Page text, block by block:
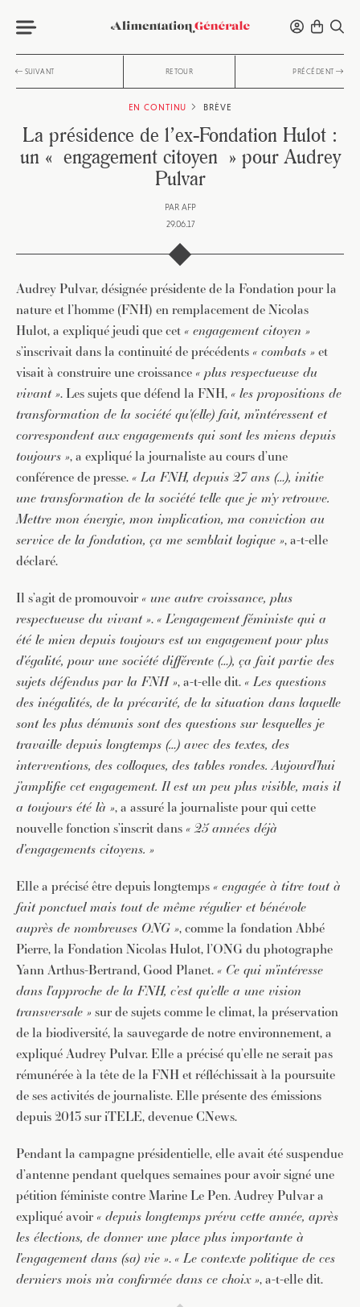
SUIVANT RETOUR PRÉCÉDENT
EN CONTINU BRÈVE
La présidence de l’ex-Fondation Hulot :
un « engagement citoyen » pour Audrey
Pulvar
PAR AFP
29.06.17
Audrey Pulvar, désignée présidente de la Fondation pour la
nature et l’homme (FNH) en remplacement de Nicolas
Hulot, a expliqué jeudi que cet « engagement citoyen »
s’inscrivait dans la continuité de précédents « combats » et
visait à construire une croissance « plus respectueuse du
vivant ». Les sujets que défend la FNH, « les propositions de
transformation de la société qu'(elle) fait, m’intéressent et
correspondent aux engagements qui sont les miens depuis
toujours », a expliqué la journaliste au cours d’une
conférence de presse. « La FNH, depuis 27 ans (…), initie
une transformation de la société telle que je m’y retrouve.
Mettre mon énergie, mon implication, ma conviction au
service de la fondation, ça me semblait logique », a-t-elle
déclaré.
Il s’agit de promouvoir « une autre croissance, plus
respectueuse du vivant ». « L’engagement féministe qui a
été le mien depuis toujours est un engagement pour plus
d’égalité, pour une société différente (…), ça fait partie des
sujets défendus par la FNH », a-t-elle dit. « Les questions
des inégalités, de la précarité, de la situation dans laquelle
sont les plus démunis sont des questions sur lesquelles je
travaille depuis longtemps (…) avec des textes, des
interventions, des colloques, des tables rondes. Aujourd’hui
j’amplifie cet engagement. Il est un peu plus visible, mais il
a toujours été là », a assuré la journaliste pour qui cette
nouvelle fonction s’inscrit dans « 25 années déjà
d’engagements citoyens. »
Elle a précisé être depuis longtemps « engagée à titre tout à
fait ponctuel mais tout de même régulier et bénévole
auprès de nombreuses ONG », comme la fondation Abbé
Pierre, la Fondation Nicolas Hulot, l’ONG du photographe
Yann Arthus-Bertrand, Good Planet. « Ce qui m’intéresse
dans l’approche de la FNH, c’est qu’elle a une vision
transversale » sur de sujets comme le climat, la préservation
de la biodiversité, la sauvegarde de notre environnement, a
expliqué Audrey Pulvar. Elle a précisé qu’elle ne serait pas
rémunérée à la tête de la FNH et réfléchissait à la poursuite
de ses activités de journaliste. Elle présente des émissions
depuis 2013 sur iTELE, devenue CNews.
Pendant la campagne présidentielle, elle avait été suspendue
d’antenne pendant quelques semaines pour avoir signé une
pétition féministe contre Marine Le Pen. Audrey Pulvar a
expliqué avoir « depuis longtemps prévu cette année, après
les élections, de donner une place plus importante à
l’engagement dans (sa) vie ». « Le contexte politique de ces
derniers mois m’a confirmée dans ce choix », a-t-elle dit.